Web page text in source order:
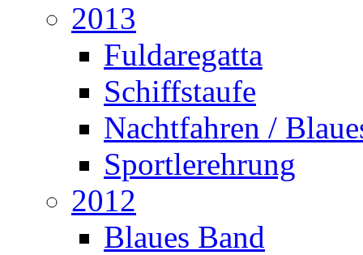
2013
Fuldaregatta
Schiffstaufe
Nachtfahren /
Sportlerehrung
2012
Blaues Band